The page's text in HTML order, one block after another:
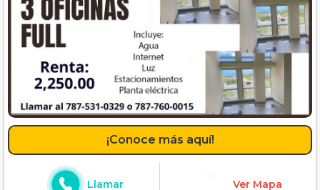
¡Conoce más aquí!
Llamar Ver Mapa